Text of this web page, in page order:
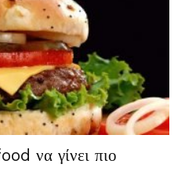
να γίνει πιο